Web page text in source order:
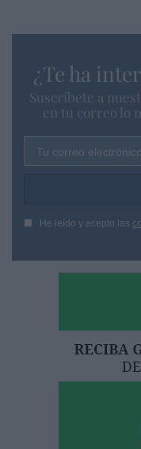
¿Te ha
Suscríbete a
en tu correo lo
Tu correo
He leído y acepto las